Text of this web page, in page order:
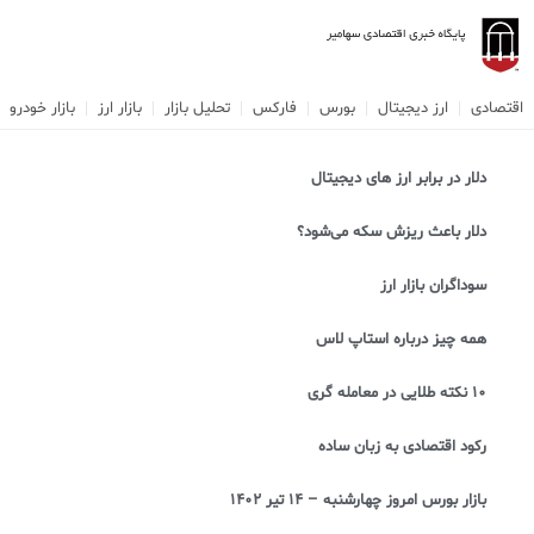
اقتصادی ارز دیجیتال بورس فارکس تحلیل بازار بازار ارز بازار خودرو
دلار در برابر ارز های دیجیتال
دلار باعث ریزش سکه می‌شود؟
سوداگران بازار ارز
همه چیز درباره استاپ لاس
۱۰ نکته طلایی در معامله گری
رکود اقتصادی به زبان ساده
بازار بورس امروز چهارشنبه – ۱۴ تیر ۱۴۰۲